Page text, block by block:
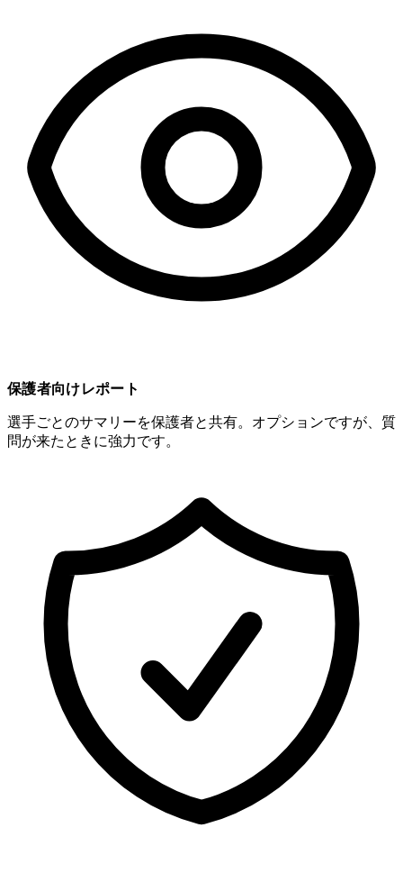
保護者向けレポート
選手ごとのサマリーを保護者と共有。オプションですが、質
問が来たときに強力です。